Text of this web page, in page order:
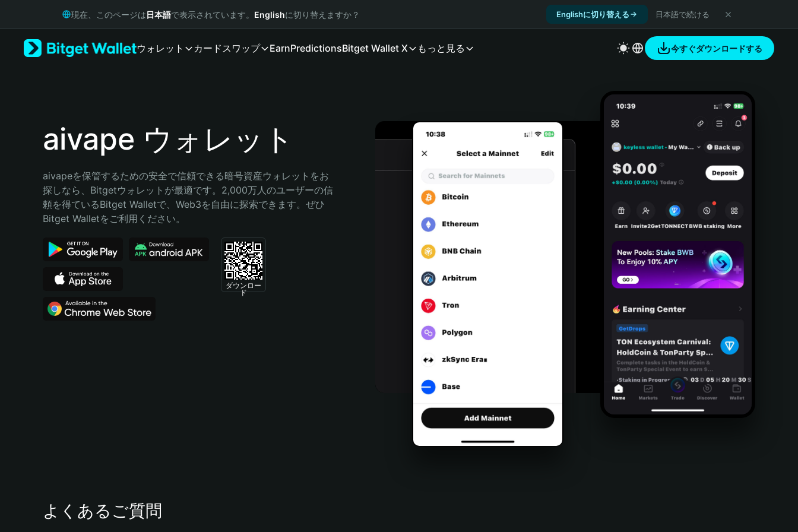
Русский
Bahasa Indonesia
Português (Brasil)
現在、このページは日本語で表示されています。 Englishに切り替えますか？ Englishに切り替える 日本語で続ける
ウォレット カードスワップ EarnPredictionsBitget Wallet X もっと見る 今すぐダウンロードする
aivape ウォレット
aivapeを保管するための安全で信頼できる暗号資産ウォレットをお
探しなら、Bitgetウォレットが最適です。2,000万人のユーザーの信
頼を得ているBitget Walletで、Web3を自由に探索できます。ぜひ
Bitget Walletをご利用ください。
ダウンロー
ド
よくあるご質問